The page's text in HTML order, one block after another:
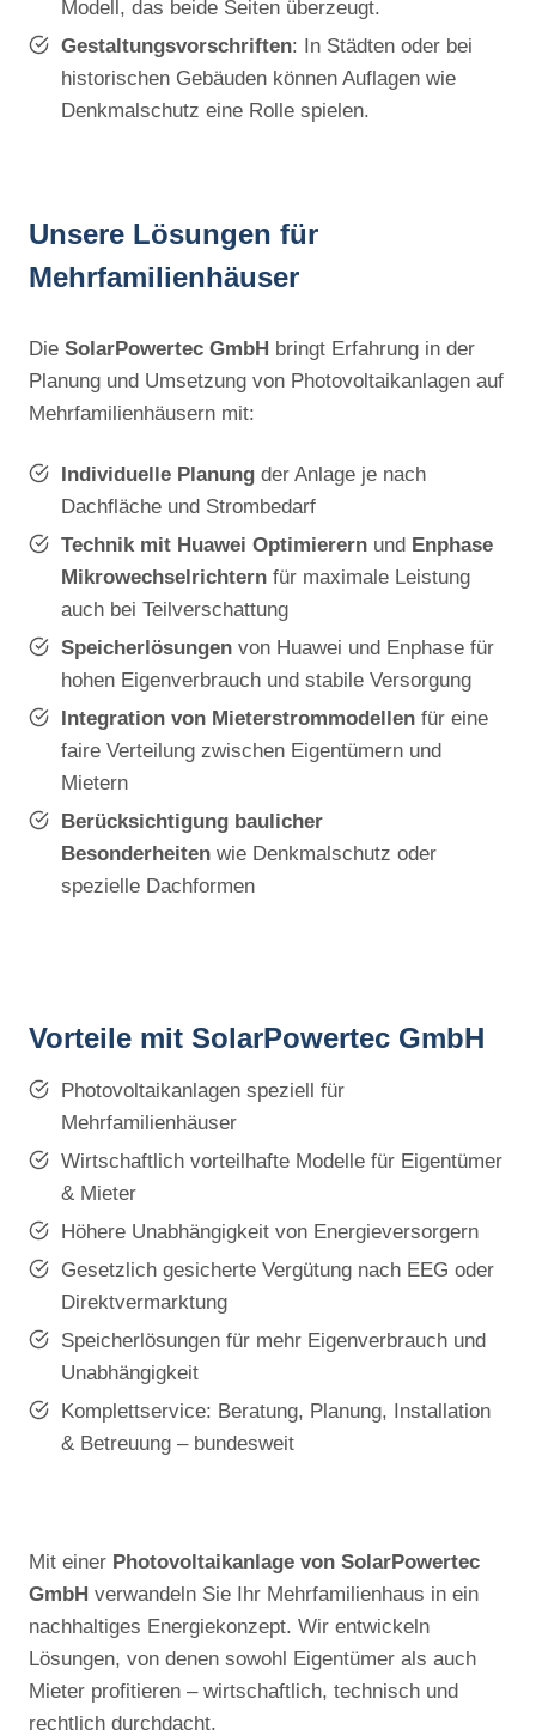
Modell, das beide Seiten überzeugt.
Gestaltungsvorschriften: In Städten oder bei
historischen Gebäuden können Auflagen wie
Denkmalschutz eine Rolle spielen.
Unsere Lösungen für
Mehrfamilienhäuser
Die SolarPowertec GmbH bringt Erfahrung in der
Planung und Umsetzung von Photovoltaikanlagen auf
Mehrfamilienhäusern mit:
Individuelle Planung der Anlage je nach
Dachfläche und Strombedarf
Technik mit Huawei Optimierern und Enphase
Mikrowechselrichtern für maximale Leistung
auch bei Teilverschattung
Speicherlösungen von Huawei und Enphase für
hohen Eigenverbrauch und stabile Versorgung
Integration von Mieterstrommodellen für eine
faire Verteilung zwischen Eigentümern und
Mietern
Berücksichtigung baulicher
Besonderheiten wie Denkmalschutz oder
spezielle Dachformen
Vorteile mit SolarPowertec GmbH
Photovoltaikanlagen speziell für
Mehrfamilienhäuser
Wirtschaftlich vorteilhafte Modelle für Eigentümer
& Mieter
Höhere Unabhängigkeit von Energieversorgern
Gesetzlich gesicherte Vergütung nach EEG oder
Direktvermarktung
Speicherlösungen für mehr Eigenverbrauch und
Unabhängigkeit
Komplettservice: Beratung, Planung, Installation
& Betreuung – bundesweit
Mit einer Photovoltaikanlage von SolarPowertec
GmbH verwandeln Sie Ihr Mehrfamilienhaus in ein
nachhaltiges Energiekonzept. Wir entwickeln
Lösungen, von denen sowohl Eigentümer als auch
Mieter profitieren – wirtschaftlich, technisch und
rechtlich durchdacht.